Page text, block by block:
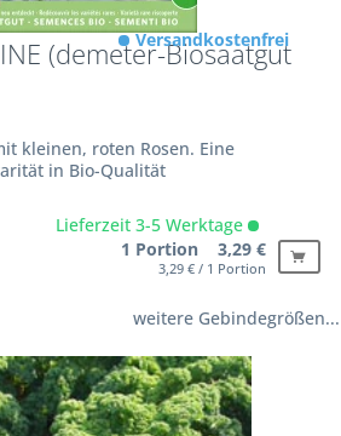
(demeter-Biosaatgut
kleinen, roten Rosen. Eine
in Bio-Qualität
Versandkostenfrei
Lieferzeit 3-5 Werktage
1 Portion 3,29 €
3,29 € / 1 Portion
weitere Gebindegrößen...